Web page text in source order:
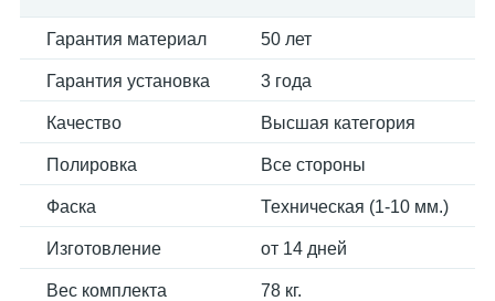
Гарантия материал 50 лет
Гарантия установка 3 года
Качество Высшая категория
Полировка Все стороны
Фаска Техническая (1-10 мм.)
Изготовление от 14 дней
Вес комплекта 78 кг.